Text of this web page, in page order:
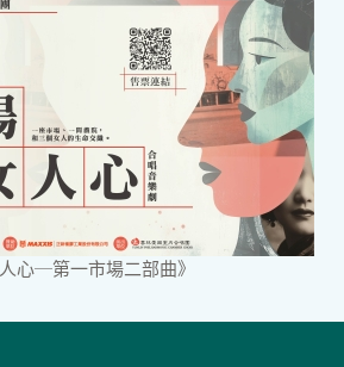
心─第一市場二部曲》